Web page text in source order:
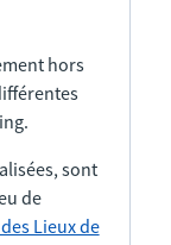
hors
sont
de
Lieux de